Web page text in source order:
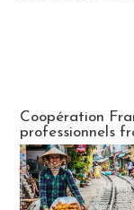
Coopération
professionnels